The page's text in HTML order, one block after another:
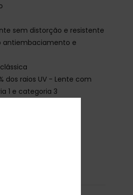
sem distorção e resistente
antiembaciamento e
dos raios UV - Lente com
1 e categoria 3